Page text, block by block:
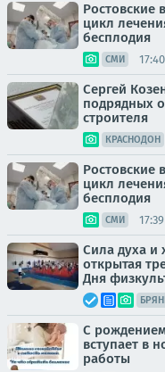
Ростовские
цикл
бесплодия
СМИ 17:40
Сергей
подрядных
строителя
КРАСНОДОН
Ростовские
цикл
бесплодия
СМИ 17:39
Сила духа и
открытая
Дня
С
вступает в
работы